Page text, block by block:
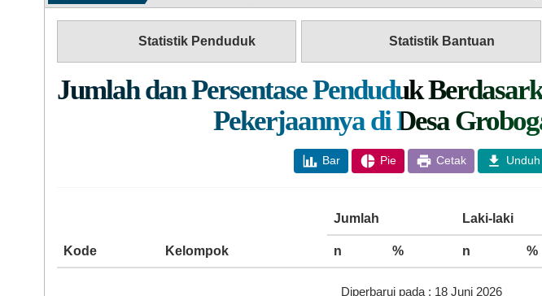
Statistik Penduduk Statistik Bantuan
Jumlah dan Persentase Penduduk
Pekerjaannya di Desa
Bar Pie Cetak Unduh
Kode Kelompok
Jumlah Laki-laki
n % n %
Diperbarui pada : 18 Juni 2026